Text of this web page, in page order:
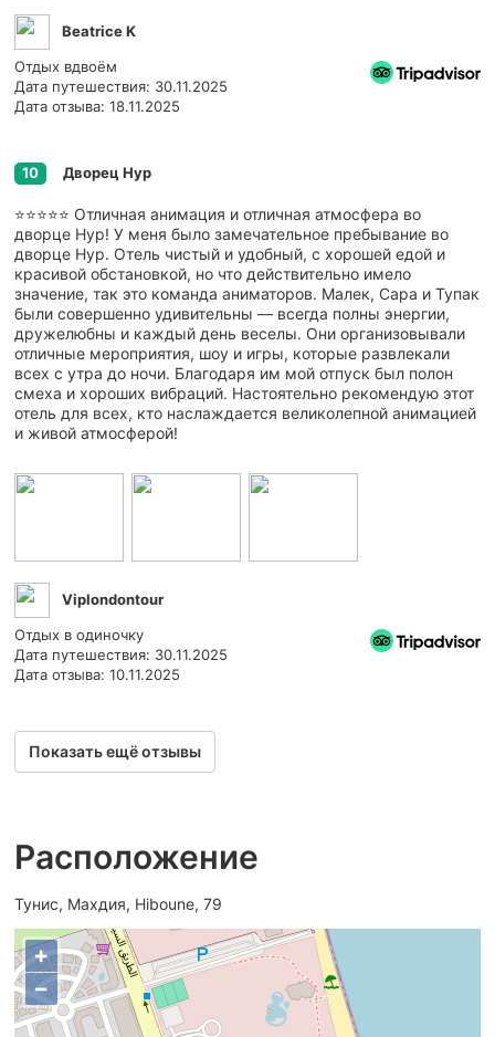
Beatrice K
Отдых вдвоём
Дата путешествия: 30.11.2025
Дата отзыва: 18.11.2025
10 Дворец Нур
⭐️⭐️⭐️⭐️⭐️ Отличная анимация и отличная атмосфера во
дворце Нур! У меня было замечательное пребывание во
дворце Нур. Отель чистый и удобный, с хорошей едой и
красивой обстановкой, но что действительно имело
значение, так это команда аниматоров. Малек, Сара и Тупак
были совершенно удивительны — всегда полны энергии,
дружелюбны и каждый день веселы. Они организовывали
отличные мероприятия, шоу и игры, которые развлекали
всех с утра до ночи. Благодаря им мой отпуск был полон
смеха и хороших вибраций. Настоятельно рекомендую этот
отель для всех, кто наслаждается великолепной анимацией
и живой атмосферой!
Viplondontour
Отдых в одиночку
Дата путешествия: 30.11.2025
Дата отзыва: 10.11.2025
Показать ещё отзывы
Расположение
Тунис, Махдия, Hiboune, 79
+
−